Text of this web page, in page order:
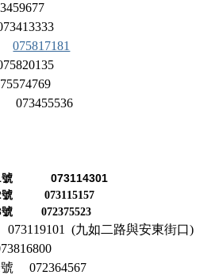
075817181
073455536
073114301
號073115157
號 072375523
(九如二路與安東街口)
072364567